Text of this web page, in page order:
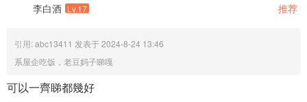
李白酒 Lv.17 推荐
引用: abc13411 发表于 2024-8-24 13:46
系屋企吃饭，老豆妈子睇嘎
可以一齊睇都幾好